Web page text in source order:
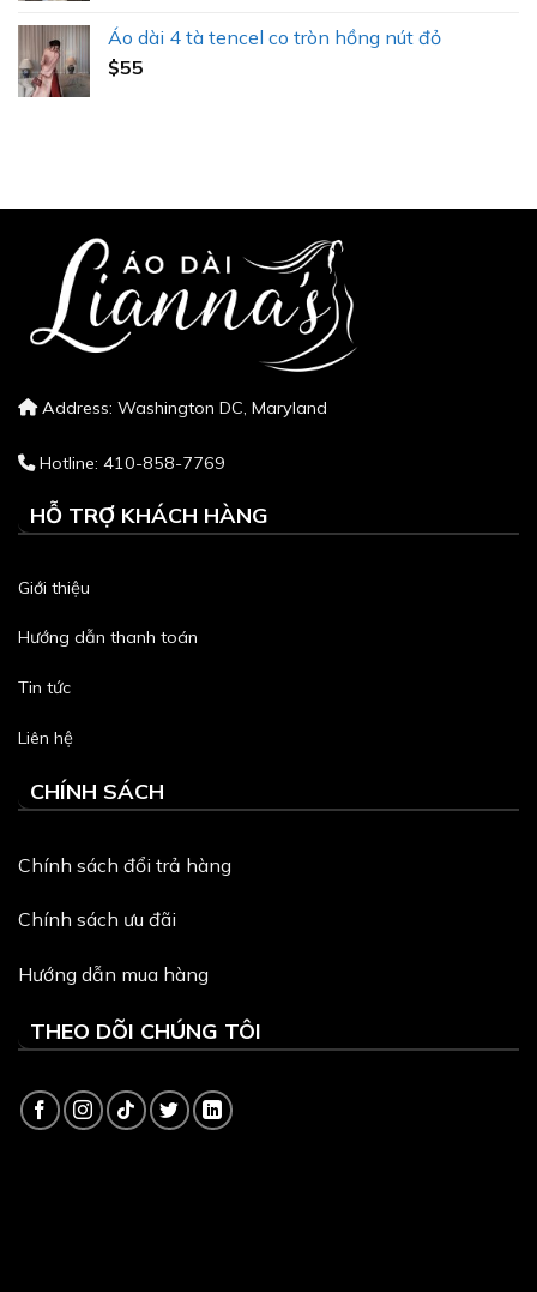
Áo dài 4 tà tencel co tròn hồng nút đỏ
$55
Address: Washington DC, Maryland
Hotline: 410-858-7769
HỖ TRỢ KHÁCH HÀNG
Giới thiệu
Hướng dẫn thanh toán
Tin tức
Liên hệ
CHÍNH SÁCH
Chính sách đổi trả hàng
Chính sách ưu đãi
Hướng dẫn mua hàng
THEO DÕI CHÚNG TÔI